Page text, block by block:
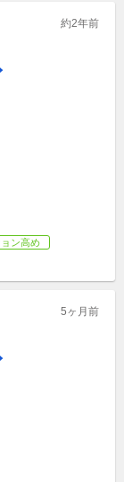
約2年前
ン高め
5ヶ月前